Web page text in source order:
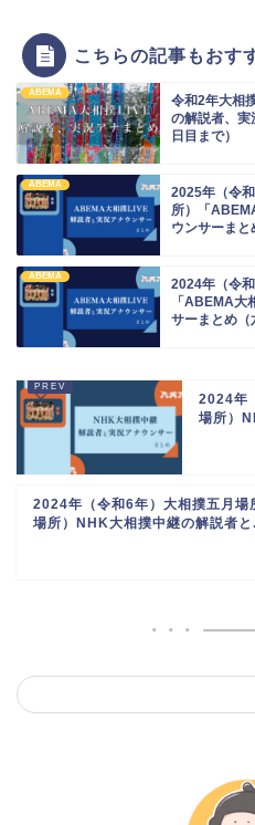
こちらの記事もおす
ABEMA
令和2年大相
の解説者、実
日目まで）
ABEMA
2025年（令
所）「
ウンサーまと
ABEMA
2024年（令
「ABEMA大
サーまとめ（
2024年
場所）
2024年（令和6年）大相撲五月場
場所）NHK大相撲中継の解説者